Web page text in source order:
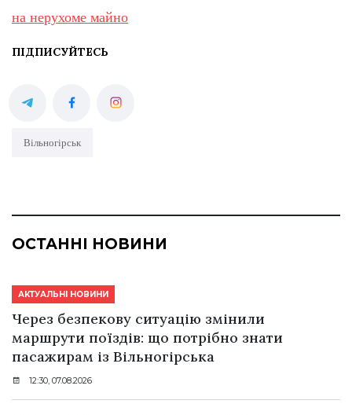
на нерухоме майно
ПІДПИСУЙТЕСЬ
Вільногірськ
ОСТАННІ НОВИНИ
АКТУАЛЬНІ НОВИНИ
Через безпекову ситуацію змінили
маршрути поїздів: що потрібно знати
пасажирам із Вільногірська
12:30, 07.08.2026